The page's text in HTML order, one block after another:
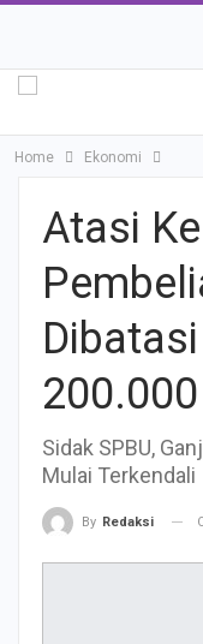
Home Ekonomi
Atasi
200.000
Sidak SPBU,
Mulai Terkendali
By Redaksi